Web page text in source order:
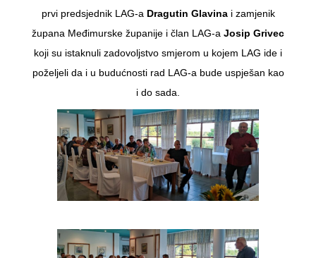
prvi predsjednik LAG-a Dragutin Glavinai zamjenik
župana Međimurske županije i član LAG-a Josip Grivec
koji su istaknuli zadovoljstvo smjerom u kojem LAG ide i
poželjeli da i u budućnosti rad LAG-a bude uspješan kao
i do sada.